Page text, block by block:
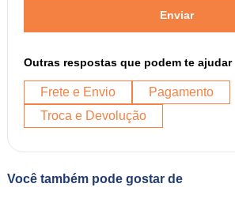
Enviar
Outras respostas que podem te ajudar
Frete e Envio
Pagamento
Troca e Devolução
Você também pode gostar de